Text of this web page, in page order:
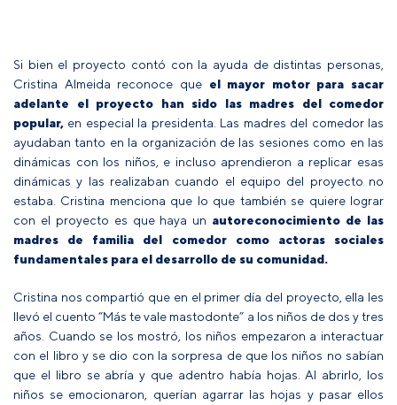
Si bien el proyecto contó con la ayuda de distintas personas,
Cristina Almeida reconoce que el mayor motor para sacar
adelante el proyecto han sido las madres del comedor
popular, en especial la presidenta. Las madres del comedor las
ayudaban tanto en la organización de las sesiones como en las
dinámicas con los niños, e incluso aprendieron a replicar esas
dinámicas y las realizaban cuando el equipo del proyecto no
estaba. Cristina menciona que lo que también se quiere lograr
con el proyecto es que haya un autoreconocimiento de las
madres de familia del comedor como actoras sociales
fundamentales para el desarrollo de su comunidad.
Cristina nos compartió que en el primer día del proyecto, ella les
llevó el cuento “Más te vale mastodonte” a los niños de dos y tres
años. Cuando se los mostró, los niños empezaron a interactuar
con el libro y se dio con la sorpresa de que los niños no sabían
que el libro se abría y que adentro había hojas. Al abrirlo, los
niños se emocionaron, querían agarrar las hojas y pasar ellos